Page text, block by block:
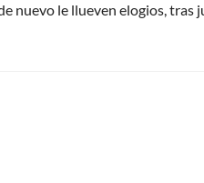
nuevo le llueven elogios, tras